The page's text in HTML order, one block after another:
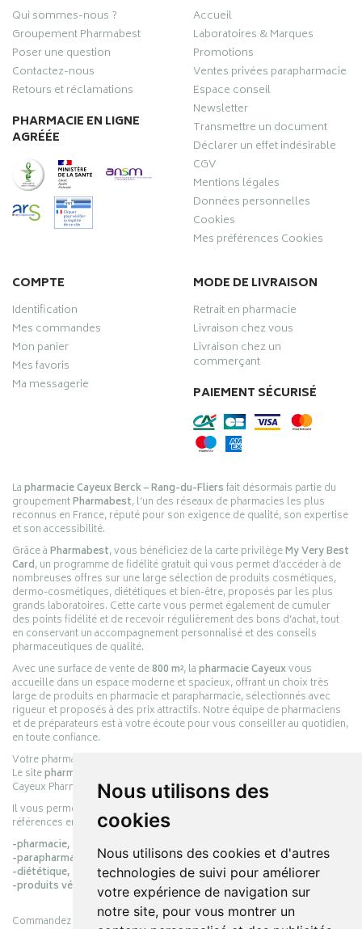
Nous utilisons des
cookies
Nous utilisons des cookies et d'autres
technologies de suivi pour améliorer
votre expérience de navigation sur
notre site, pour vous montrer un
Qui sommes-nous ?
Groupement Pharmabest
Poser une question
Contactez-nous
Retours et réclamations
PHARMACIE EN LIGNE
AGRÉÉE
Accueil
Laboratoires & Marques
Promotions
Ventes privées parapharmacie
Espace conseil
Newsletter
Transmettre un document
Déclarer un effet indésirable
CGV
Mentions légales
Données personnelles
Cookies
Mes préférences Cookies
COMPTE
Identification
Mes commandes
Mon panier
Mes favoris
Ma messagerie
MODE DE LIVRAISON
Retrait en pharmacie
Livraison chez vous
Livraison chez un
commerçant
PAIEMENT SÉCURISÉ
Lapharmacie Cayeux Berck – Rang-du-Fliersfait désormais partie du
groupementPharmabest, l’un des réseaux de pharmacies les plus
reconnus en France, réputé pour son exigence de qualité, son expertise
et son accessibilité.
Grâce àPharmabest, vous bénéficiez de la carte privilègeMy Very Best
Card, un programme de fidélité gratuit qui vous permet d’accéder à de
nombreuses offres sur une large sélection de produits cosmétiques,
dermo-cosmétiques, diététiques et bien-être, proposés par les plus
grands laboratoires. Cette carte vous permet également de cumuler
des points fidélité et de recevoir régulièrement des bons d’achat, tout
en conservant un accompagnement personnalisé et des conseils
pharmaceutiques de qualité.
Avec une surface de vente de800 m², lapharmacie Cayeuxvous
accueille dans un espace moderne et spacieux, offrant un choix très
large de produits en pharmacie et parapharmacie, sélectionnés avec
rigueur et proposés à des prix attractifs. Notre équipe de pharmaciens
et de préparateurs est à votre écoute pour vous conseiller au quotidien,
en toute confiance.
Votre pharmacie en ligne :
Le sitepharmacie-cayeux.fr
Cayeux Pharmabest Berck-sur-Mer – Rang-du-Fliers.
Il vous permet de réaliser vos achats en ligne parmi des milliers de
références en :
-pharmacie,
-parapharmacie,
-diététique,
-produits vétérinaires.
Commandez simplement vos produits en ligne et choisissez le retrait